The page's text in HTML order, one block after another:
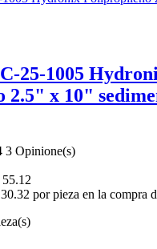
25-1005
2.5" x 10"
3 Opinione(s)
por pieza en la compra